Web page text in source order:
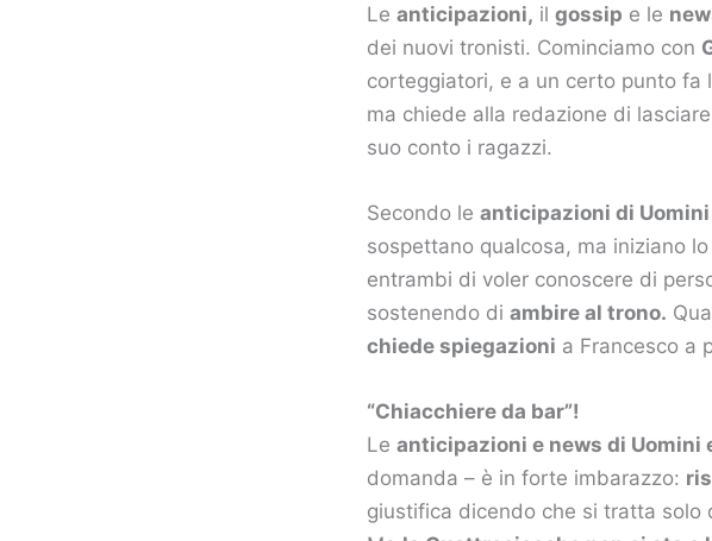
Le anticipazioni, il gossip e le
dei nuovi tronisti. Cominciamo con
corteggiatori, e a un certo punto fa
ma chiede alla redazione di
suo conto i ragazzi.
Secondo le anticipazioni di Uomini
sospettano qualcosa, ma iniziano
entrambi di voler conoscere di
sostenendo di ambire al trono.
chiede spiegazioni a Francesco a
“Chiacchiere da bar”!
Le anticipazioni e news di Uomini
domanda – è in forte imbarazzo:
giustifica dicendo che si tratta solo